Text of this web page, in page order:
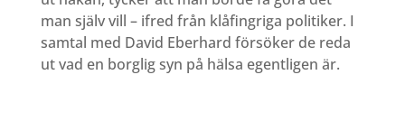
man själv vill – ifred från klåfingriga politiker. I
samtal med David Eberhard försöker de reda
ut vad en borglig syn på hälsa egentligen är.